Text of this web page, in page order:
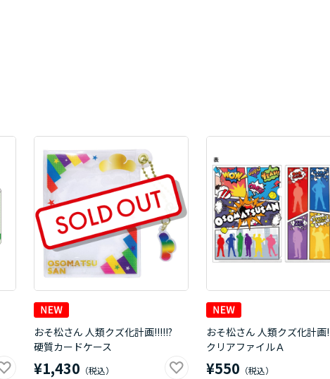
おそ松さん 人類クズ化計画!!!!!?
硬質カードケース
¥1,430
おそ松さん 人類クズ化計
クリアファイルＡ
¥550